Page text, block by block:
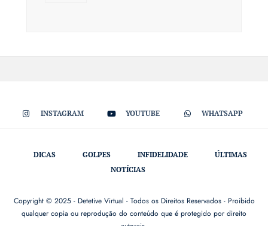
INSTAGRAM YOUTUBE WHATSAPP
DICAS GOLPES INFIDELIDADE
ÚLTIMAS
NOTÍCIAS
Copyright © 2025 - Detetive Virtual - Todos os Direitos Reservados - Proibido
qualquer copia ou reprodução do conteúdo que é protegido por direito